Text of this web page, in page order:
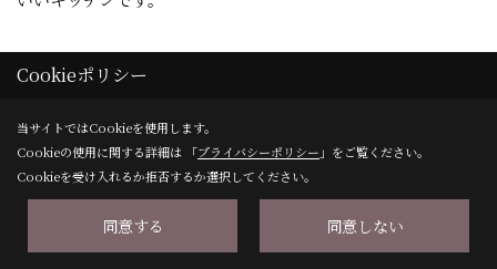
18. 2015年04月25日
Cookieポリシー
当サイトではCookieを使用します。
Cookieの使用に関する詳細は 「プライバシーポリシー 」をご覧ください。
Cookieを受け入れるか拒否するか選択してください。
同意する 同意しない